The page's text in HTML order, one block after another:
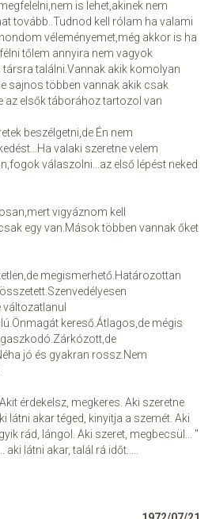
is lehet,akinek nem
tovább..Tudnod kell rólam ha valami
véleményemet,még akkor is ha
tőlem annyira nem vagyok
találni.Vannak akik komolyan
sajnos többen vannak akik csak
az elsők táborához tartozol van
beszélgetni,de Én nem
valaki szeretne velem
válaszolni...az első lépést neked
vigyáznom kell
egy van.Mások többen vannak őket
megismerhető.Határozottan
kereső.Átlagos,de mégis
jó és gyakran rossz.Nem
érdekelsz, megkeres. Aki szeretne
látni akar téged, kinyitja a szemét. Aki
rád, lángol. Aki szeret, megbecsül... "
látni akar, talál rá időt.....